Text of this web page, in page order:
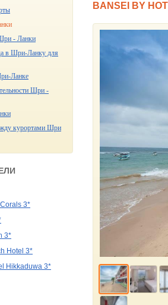
- Ланки
в Шри-Ланку для
Ланке
Шри -
курортами Шри
3*
3*
Hotel 3*
Hikkaduwa 3*
BANSEI BY